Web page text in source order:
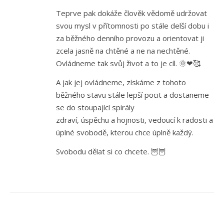
Teprve pak dokáže člověk vědomě udržovat
svou mysl v přítomnosti po stále delší dobu i
za běžného denního provozu a orientovat ji
zcela jasně na chtěné a ne na nechtěné.
Ovládneme tak svůj život a to je cíl. 🌞❤🥰
A jak jej ovládneme, získáme z tohoto
běžného stavu stále lepší pocit a dostaneme
se do stoupající spirály
zdraví, úspěchu a hojnosti, vedoucí k radosti a
úplné svobodě, kterou chce úplně každý.
Svobodu dělat si co chcete. 🦉🦉